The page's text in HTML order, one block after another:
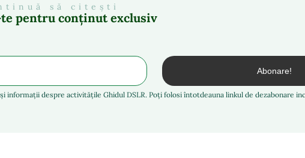
să citești
te pentru conținut exclusiv
despre activitățile Ghidul DSLR. Poți folosi întotdeauna linkul de dezabonare